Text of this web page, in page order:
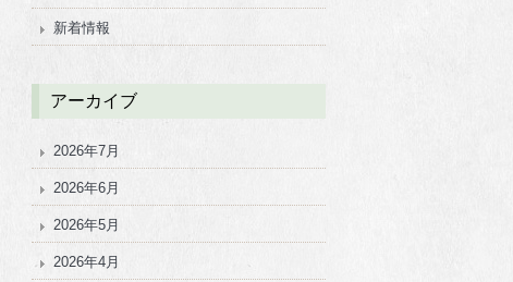
新着情報
アーカイブ
2026年7月
2026年6月
2026年5月
2026年4月